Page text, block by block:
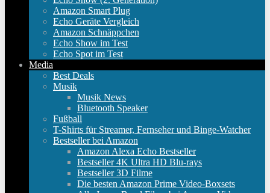
Amazon Smart Plug
Echo Geräte Vergleich
Amazon Schnäppchen
Echo Show im Test
Echo Spot im Test
Media
Best Deals
Musik
Musik News
Bluetooth Speaker
Fußball
T-Shirts für Streamer, Fernseher und Binge-Watcher
Bestseller bei Amazon
Amazon Alexa Echo Bestseller
Bestseller 4K Ultra HD Blu-rays
Bestseller 3D Filme
Die besten Amazon Prime Video-Boxsets